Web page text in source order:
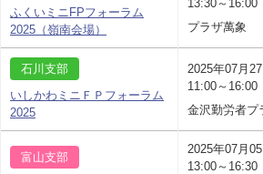
ふくいミニFPフォーラム
2025（嶺南会場）
13:30～16:00
プラザ萬象
石川支部
いしかわミニＦＰフォーラム
2025
2025年07月27
11:00～16:00
金沢勤労者プ
富山支部
2025年07月05
13:00～16:30